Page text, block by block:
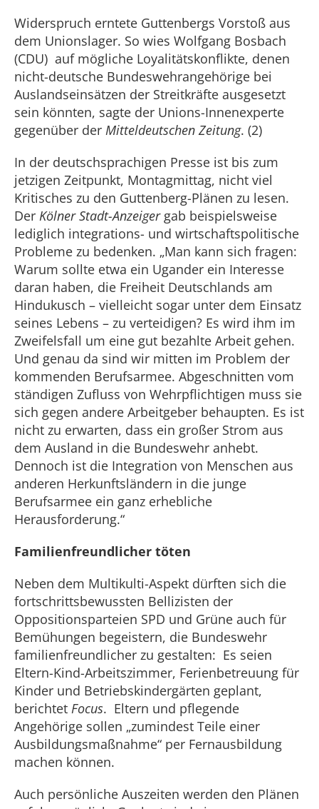
Widerspruch erntete Guttenbergs Vorstoß aus
dem Unionslager. So wies Wolfgang Bosbach
(CDU) auf mögliche Loyalitätskonflikte, denen
nicht-deutsche Bundeswehrangehörige bei
Auslandseinsätzen der Streitkräfte ausgesetzt
sein könnten, sagte der Unions-Innenexperte
gegenüber der Mitteldeutschen Zeitung. (2)
In der deutschsprachigen Presse ist bis zum
jetzigen Zeitpunkt, Montagmittag, nicht viel
Kritisches zu den Guttenberg-Plänen zu lesen.
Der Kölner Stadt-Anzeigergab beispielsweise
lediglich integrations- und wirtschaftspolitische
Probleme zu bedenken. „Man kann sich fragen:
Warum sollte etwa ein Ugander ein Interesse
daran haben, die Freiheit Deutschlands am
Hindukusch – vielleicht sogar unter dem Einsatz
seines Lebens – zu verteidigen? Es wird ihm im
Zweifelsfall um eine gut bezahlte Arbeit gehen.
Und genau da sind wir mitten im Problem der
kommenden Berufsarmee. Abgeschnitten vom
ständigen Zufluss von Wehrpflichtigen muss sie
sich gegen andere Arbeitgeber behaupten. Es ist
nicht zu erwarten, dass ein großer Strom aus
dem Ausland in die Bundeswehr anhebt.
Dennoch ist die Integration von Menschen aus
anderen Herkunftsländern in die junge
Berufsarmee ein ganz erhebliche
Herausforderung.“
Familienfreundlicher töten
Neben dem Multikulti-Aspekt dürften sich die
fortschrittsbewussten Bellizisten der
Oppositionsparteien SPD und Grüne auch für
Bemühungen begeistern, die Bundeswehr
familienfreundlicher zu gestalten: Es seien
Eltern-Kind-Arbeitszimmer, Ferienbetreuung für
Kinder und Betriebskindergärten geplant,
berichtet Focus. Eltern und pflegende
Angehörige sollen „zumindest Teile einer
Ausbildungsmaßnahme“ per Fernausbildung
machen können.
Auch persönliche Auszeiten werden den Plänen